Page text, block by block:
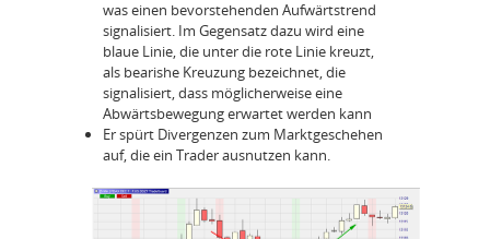
was einen bevorstehenden Aufwärtstrend
signalisiert. Im Gegensatz dazu wird eine
blaue Linie, die unter die rote Linie kreuzt,
als bearishe Kreuzung bezeichnet, die
signalisiert, dass möglicherweise eine
Abwärtsbewegung erwartet werden kann
Er spürt Divergenzen zum Marktgeschehen
auf, die ein Trader ausnutzen kann.